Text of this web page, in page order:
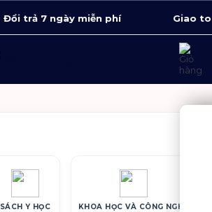
Đổi trả 7 ngày miễn phí Giao
SÁCH Y HỌC KHOA HỌC VÀ CÔNG NGHỆ